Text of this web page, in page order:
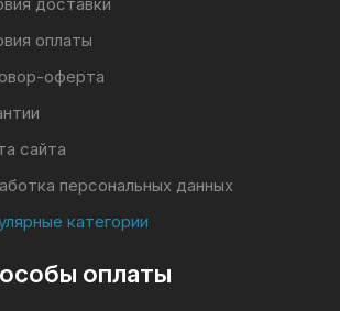
оплаты
оферта
сайта
персональных данных
категории
оплаты